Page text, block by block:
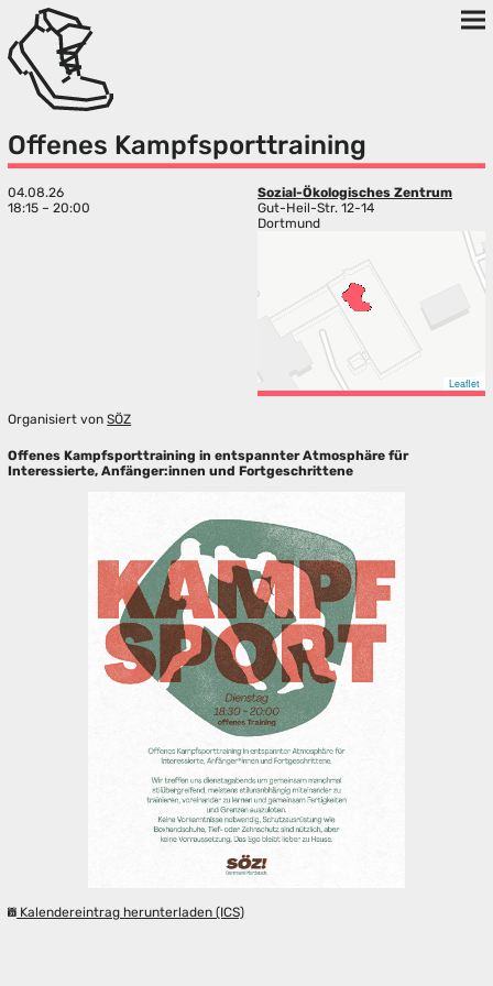
Offenes Kampfsporttraining
04.08.26
18:15 – 20:00
Sozial-Ökologisches Zentrum
Gut-Heil-Str. 12-14
Dortmund
Leaflet
Organisiert vonSÖZ
Offenes Kampfsporttraining in entspannter Atmosphäre für
Interessierte, Anfänger:innen und Fortgeschrittene
Kalendereintrag herunterladen (ICS)